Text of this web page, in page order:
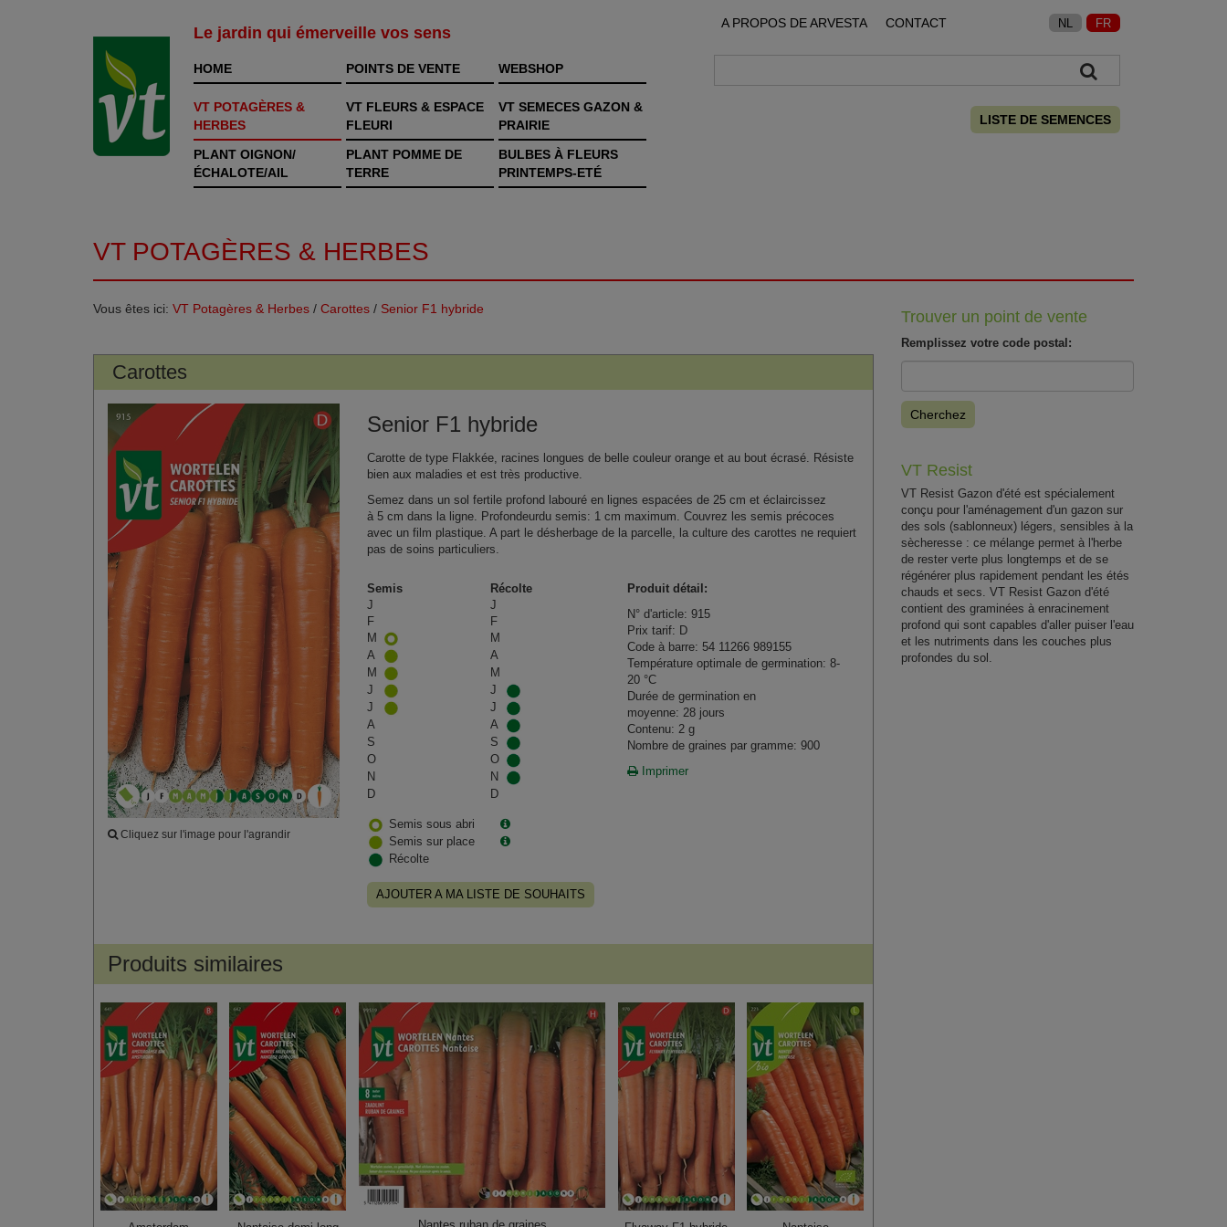
Le jardin qui émerveille vos sens
A PROPOS DE ARVESTA CONTACT NL FR
HOME POINTS DE VENTE WEBSHOP
VT POTAGÈRES &
HERBES
VT FLEURS & ESPACE
FLEURI
VT SEMECES GAZON &
PRAIRIE
PLANT OIGNON/
ÉCHALOTE/AIL
PLANT POMME DE
TERRE
BULBES À FLEURS
PRINTEMPS-ETÉ
LISTE DE SEMENCES
VT POTAGÈRES & HERBES
Vous êtes ici: VT Potagères & Herbes / Carottes / Senior F1 hybride
Carottes
Cliquez sur l'image pour l'agrandir
Senior F1 hybride
Carotte de type Flakkée, racines longues de belle couleur orange et au bout écrasé. Résiste
bien aux maladies et est très productive.
Semez dans un sol fertile profond labouré en lignes espacées de 25 cm et éclaircissez
à 5 cm dans la ligne. Profondeurdu semis: 1 cm maximum. Couvrez les semis précoces
avec un film plastique. A part le désherbage de la parcelle, la culture des carottes ne requiert
pas de soins particuliers.
Semis
Récolte
J
J
F
F
M
M
A
A
M
M
J
J
J
J
A
A
S
S
O
O
N
N
D
D
Semis sous abri
Semis sur place
Récolte
AJOUTER A MA LISTE DE SOUHAITS
Produit détail:
N° d'article: 915
Prix tarif: D
Code à barre: 54 11266 989155
Température optimale de germination: 8-
20 °C
Durée de germination en
moyenne: 28 jours
Contenu: 2 g
Nombre de graines par gramme: 900
Imprimer
Produits similaires
Trouver un point de vente
Remplissez votre code postal:
Cherchez
VT Resist
VT Resist Gazon d'été est spécialement
conçu pour l'aménagement d'un gazon sur
des sols (sablonneux) légers, sensibles à la
sècheresse : ce mélange permet à l'herbe
de rester verte plus longtemps et de se
régénérer plus rapidement pendant les étés
chauds et secs. VT Resist Gazon d'été
contient des graminées à enracinement
profond qui sont capables d'aller puiser l'eau
et les nutriments dans les couches plus
profondes du sol.